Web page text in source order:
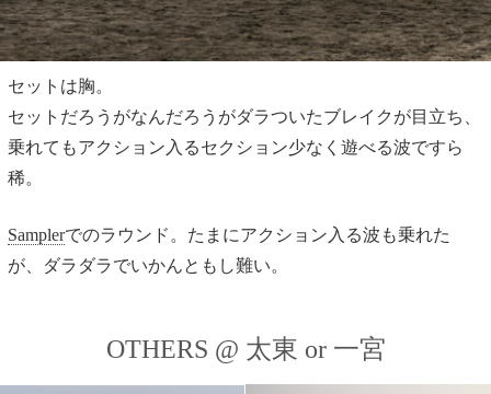
セットは胸。
セットだろうがなんだろうがダラついたブレイクが目立ち、
乗れてもアクション入るセクション少なく遊べる波ですら
稀。
Samplerでのラウンド。たまにアクション入る波も乗れた
が、ダラダラでいかんともし難い。
OTHERS @ 太東 or 一宮